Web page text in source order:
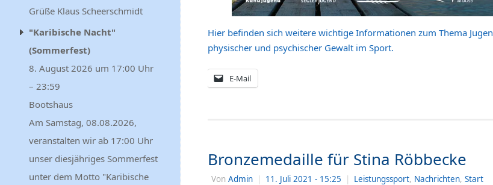
Hier befinden sich weitere wichtige Informationen zum Thema
physischer und psychischer Gewalt im Sport.
E-Mail
Bronzemedaille für Stina Röbbecke
Von Admin | 11. Juli 2021 - 15:25 | Leistungssport, Nachrichten, Start
Grüße Klaus Scheerschmidt
"Karibische Nacht"
(Sommerfest)
8. August 2026 um 17:00 Uhr
– 23:59
Bootshaus
Am Samstag, 08.08.2026,
veranstalten wir ab 17:00 Uhr
unser diesjähriges Sommerfest
unter dem Motto "Karibische